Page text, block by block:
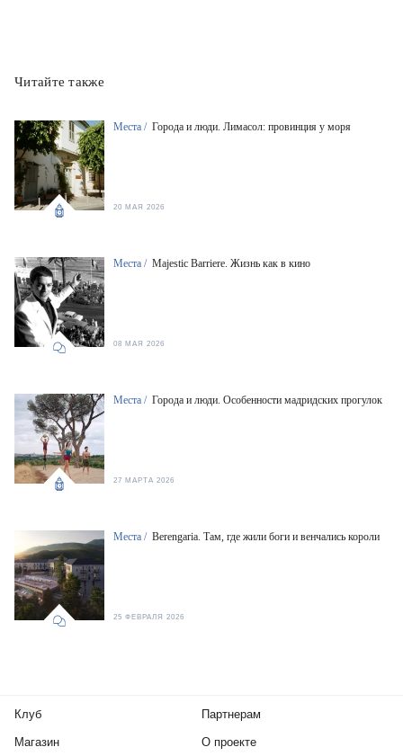
Читайте также
Места / Города и люди. Лимасол: провинция у моря
20 МАЯ 2026
Места / Majestic Barriere. Жизнь как в кино
08 МАЯ 2026
Места / Города и люди. Особенности мадридских прогулок
27 МАРТА 2026
Места / Berengaria. Там, где жили боги и венчались короли
25 ФЕВРАЛЯ 2026
Клуб
Магазин
Партнерам
О проекте